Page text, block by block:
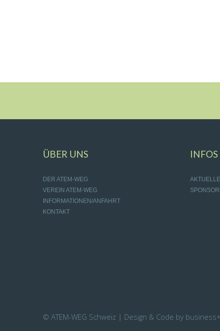
ÜBER UNS
DER ATEM-WEG
VEREIN ATEM-WEG
INFORMATIONEN/ANFAHRT
KONTAKT
INFOS
© ATEM-WEG Schweiz | Design & Code by